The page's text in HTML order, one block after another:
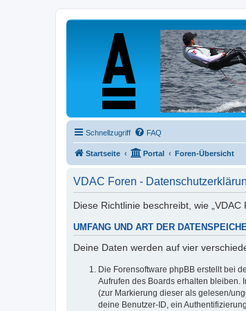
Schnellzugriff FAQ
Startseite Portal Foren-Übersicht
VDAC Foren -
Diese Richtlinie beschreibt, wie
UMFANG UND ART DER
Deine Daten werden auf vier
Die Forensoftware phpBB erstellt bei
Aufrufen des Boards erhalten bleiben.
(zur Markierung dieser als gelesen/
deine Benutzer-ID, ein